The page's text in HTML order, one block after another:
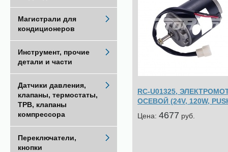
RC-U01325,
ОСЕВОЙ (24V, 120W,
Цена: 4677 pуб.
Магистрали для
кондиционеров
Инструмент, прочие
детали и части
Датчики давления,
клапаны, термостаты,
ТРВ, клапаны
компрессора
Переключатели,
кнопки